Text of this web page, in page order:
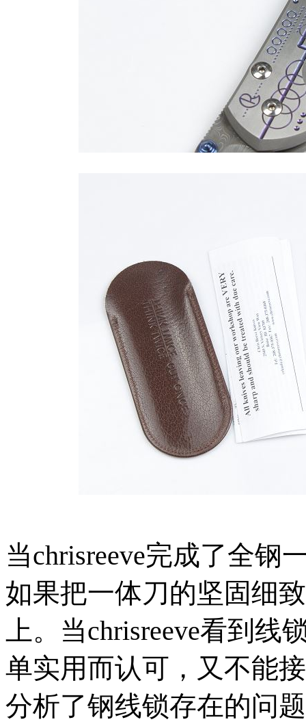
当chrisreeve完成了全钢
如果把一体刀的坚固细
上。当chrisreeve看到
单实用而认可，又不能
分析了钢线锁存在的问